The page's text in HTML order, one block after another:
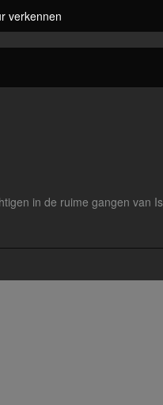
verkennen
in de ruime gangen van